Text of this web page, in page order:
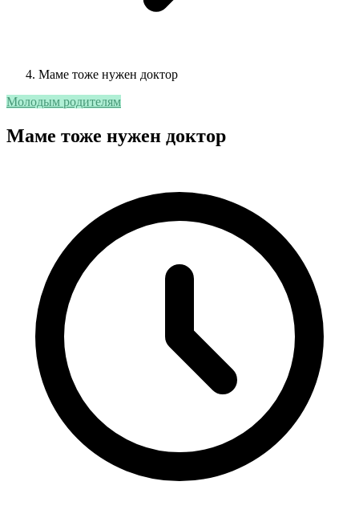
Маме тоже нужен доктор
Молодым родителям
Маме тоже нужен доктор